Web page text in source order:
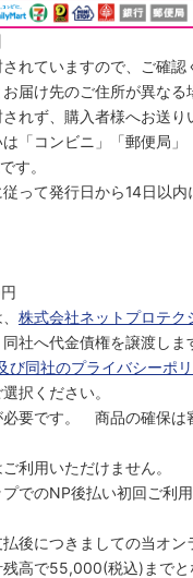
れていますので、ご確認
届け先のご住所が異なる
れず、購入者様へお送り
「コンビニ」「郵便局」
す。
って発行日から14日以内
株式会社ネットプロテク
社へ代金債権を譲渡しま
び同社のプライバシーポ
択ください。
必要です。 商品の確保は
利用いただけません。
でのNP後払い初回ご利
後につきましての当オン
残高で55,000(税込)まで